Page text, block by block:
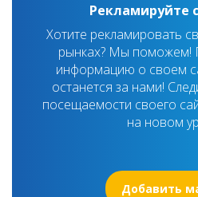
Рекламируйте
Хотите рекламировать
рынках? Мы поможем!
информацию о своем
останется за нами!
посещаемости своего
на новом
Добавить